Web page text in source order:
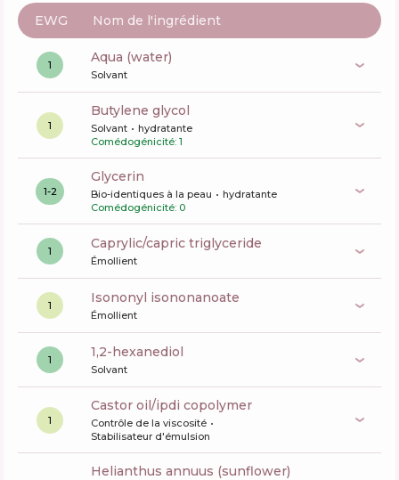
EWG Nom de l'ingrédient
1 aqua (water)
Solvant
1
butylene glycol
Solvant
hydratante
Comédogénicité: 1
1-2
glycerin
Bio-identiques à la peau
hydratante
Comédogénicité: 0
1 caprylic/capric triglyceride
Émollient
1 isononyl isononanoate
Émollient
1 1,2-hexanediol
Solvant
1
castor oil/ipdi copolymer
Contrôle de la viscosité
Stabilisateur d'émulsion
helianthus annuus (sunflower)